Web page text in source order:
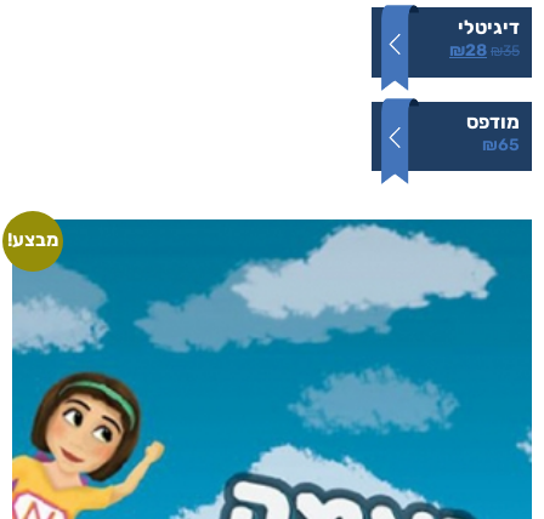
מתוך 5
דיגיטלי
₪35
₪28
מודפס
₪65
מבצע!